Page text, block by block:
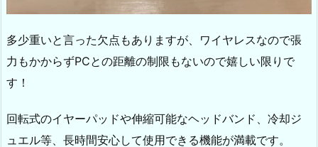
多少重いと言った欠点もありますが、ワイヤレスなので張
力もかからずPCとの距離の制限もないので嬉しい限りで
す！
回転式のイヤーパッドや伸縮可能なヘッドバンド、冷却ジ
ュエル等、長時間安心して使用できる機能が満載です。